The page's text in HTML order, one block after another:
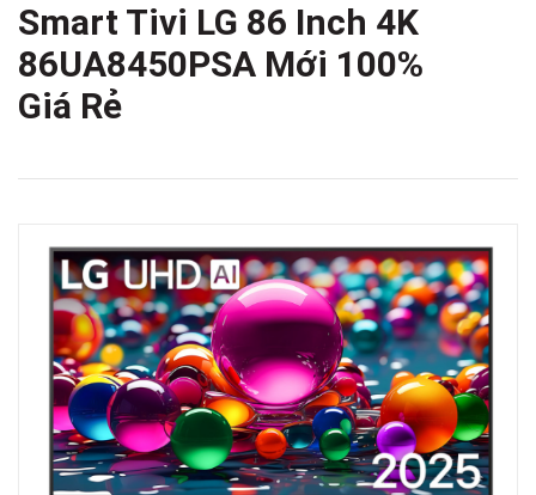
Smart Tivi LG 86 Inch 4K
86UA8450PSA Mới 100%
Giá Rẻ